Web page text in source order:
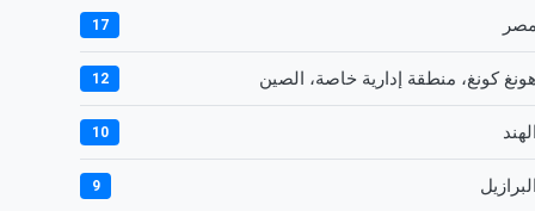
مصر 17
هونغ كونغ، منطقة إدارية خاصة، الصين 12
الهند 10
البرازيل 9